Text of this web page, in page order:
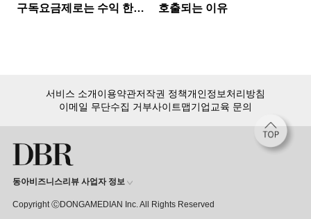
구독요금제로는 수익 한계
호출되는 이유
서비스 소개이용약관저작권 정책개인정보처리방침
이메일 무단수집 거부사이트맵기업교육 문의
동아비즈니스리뷰 사업자 정보
Copyright ⒸDONGAMEDIAN Inc. All Rights Reserved